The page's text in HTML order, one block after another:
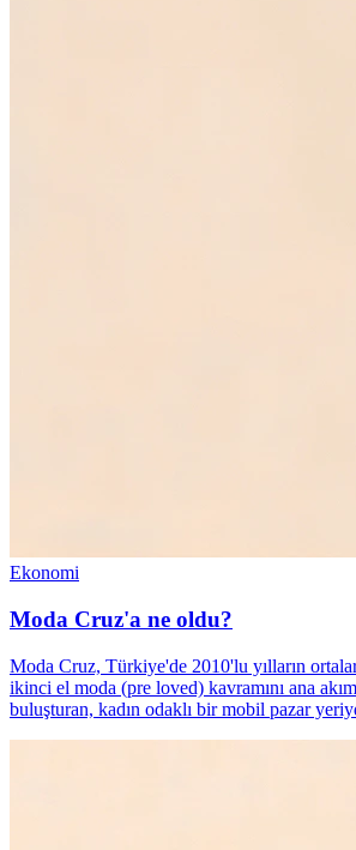
Ekonomi
Moda Cruz'a ne oldu?
Moda Cruz, Türkiye'de 2010'lu yılların
ikinci el moda (pre loved) kavramını ana
buluşturan, kadın odaklı bir mobil pazar